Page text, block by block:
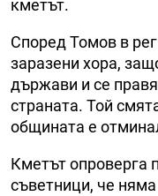
кметът.
Според Томов в
заразени хора,
държави и се
страната. Той
общината е
Кметът опроверга
съветници, че